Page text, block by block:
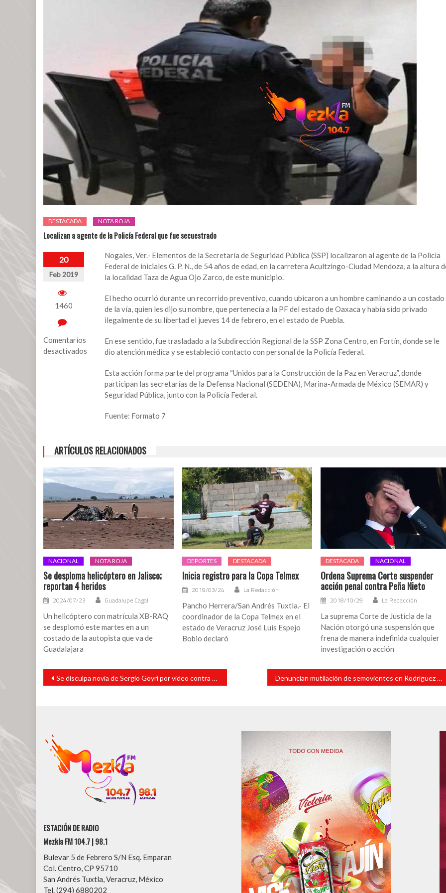
DESTACADA NOTA ROJA
Localizan a agente de la Policía Federal que fue secuestrado
20
Feb 2019
1460
Comentarios
desactivados
que
fue
secuestrado
Nogales, Ver.- Elementos de la Secretaría de Seguridad Pública (SSP) localizaron al agente de la Policía
Federal de iniciales G. P. N., de 54 años de edad, en la carretera Acultzingo-Ciudad Mendoza, a la altura
la localidad Taza de Agua Ojo Zarco, de este municipio.
El hecho ocurrió durante un recorrido preventivo, cuando ubicaron a un hombre caminando a un costado
de la vía, quien les dijo su nombre, que pertenecía a la PF del estado de Oaxaca y había sido privado
ilegalmente de su libertad el jueves 14 de febrero, en el estado de Puebla.
En ese sentido, fue trasladado a la Subdirección Regional de la SSP Zona Centro, en Fortín, donde se le
dio atención médica y se estableció contacto con personal de la Policía Federal.
Esta acción forma parte del programa “Unidos para la Construcción de la Paz en Veracruz”, donde
participan las secretarías de la Defensa Nacional (SEDENA), Marina-Armada de México (SEMAR) y
Seguridad Pública, junto con la Policía Federal.
Fuente: Formato 7
ARTÍCULOS RELACIONADOS
NACIONAL NOTA ROJA
Se desploma helicóptero en Jalisco;
reportan 4 heridos
2024/07/23 Guadalupe Cagal
Un helicóptero con matrícula XB-RAQ
se desplomó este martes en a un
costado de la autopista que va de
Guadalajara
DEPORTES DESTACADA
Inicia registro para la Copa Telmex
2019/03/24 La Redacción
Pancho Herrera/San Andrés Tuxtla.- El
coordinador de la Copa Telmex en el
estado de Veracruz José Luis Espejo
Bobio declaró
DESTACADA NACIONAL
Ordena Suprema Corte suspender
acción penal contra Peña Nieto
2018/10/29 La Redacción
La suprema Corte de Justicia de la
Nación otorgó una suspensión que
frena de manera indefinida cualquier
investigación o acción
Navegación
entradas
Se disculpa novia de Sergio Goyri por video contra Yalitza Denuncian mutilación de semovientes en Rodríguez Clara
ESTACIÓN DE RADIO
Mezkla FM 104.7 | 98.1
Bulevar 5 de Febrero S/N Esq. Emparan
Col. Centro, CP 95710
San Andrés Tuxtla, Veracruz, México
Tel. (294) 6880202